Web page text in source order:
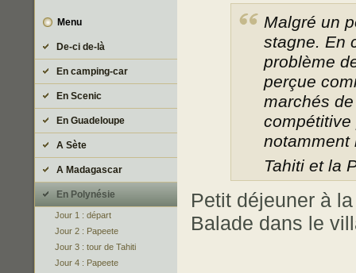
Menu
De-ci de-là
En camping-car
En Scenic
En Guadeloupe
A Sète
A Madagascar
En Polynésie
Jour 1 : départ
Jour 2 : Papeete
Jour 3 : tour de Tahiti
Jour 4 : Papeete
Malgré un
stagne. En
problème
perçue
marchés
notamment
Tahiti et la
Petit déjeuner à
Balade dans le